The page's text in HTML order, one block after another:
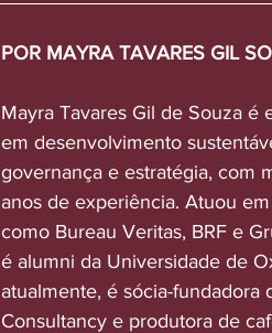
POR MAYRA TAVARES GIL
Mayra Tavares Gil de Souza é
em desenvolvimento
governança e estratégia, com
anos de experiência. Atuou
como Bureau Veritas, BRF e
é alumni da Universidade de
atualmente, é sócia-fundadora
Consultancy e produtora de